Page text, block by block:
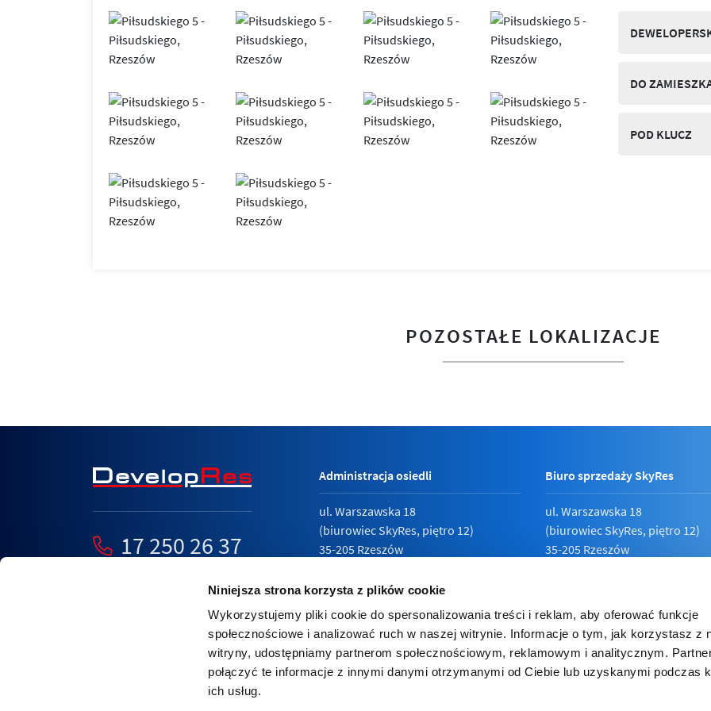
Niniejsza strona korzysta z plików cookie
Wykorzystujemy pliki cookie do spersonalizowania treści i reklam, aby oferować funkcje
społecznościowe i analizować ruch w naszej witrynie. Informacje o tym, jak korzystasz z
witryny, udostępniamy partnerom społecznościowym, reklamowym i analitycznym.
połączyć te informacje z innymi danymi otrzymanymi od Ciebie lub uzyskanymi podczas
ich usług.
DO
POD KLUCZ
POZOSTAŁE LOKALIZACJE
17 250 26 37
Administracja osiedli
ul. Warszawska 18
(biurowiec SkyRes, piętro 12)
35-205 Rzeszów
17 789 19 87
Biuro sprzedaży SkyRes
ul. Warszawska 18
(biurowiec SkyRes, piętro 12)
35-205 Rzeszów
Polityka prywatności
Relacje inwestorskie